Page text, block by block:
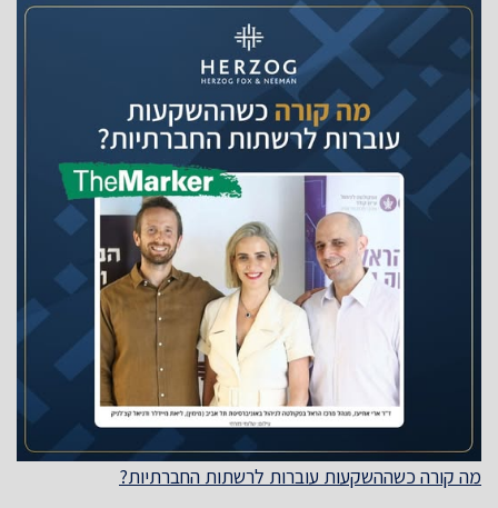
מה קורה כשההשקעות עוברות לרשתות החברתיות?